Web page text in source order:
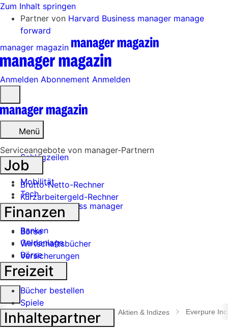
Zum Inhalt springen
Partner von Harvard Business manager manage
forward
manager magazin
Anmelden Abonnement Anmelden
öffnen
Menü
Schlagzeilen
Mobilität
Tech
Harvard Business manager
Handel
Banken
Geldanlage
Börse
Industrie
Suche
öffnen
manager magazin Börse Aktien & Indizes Everpure Inc
Serviceangebote von manager-Partnern
Job
Brutto-Netto-Rechner
Kurzarbeitergeld-Rechner
Finanzen
Börse
Wirtschaftsbücher
Versicherungen
Freizeit
Bücher bestellen
Spiele
Inhaltepartner